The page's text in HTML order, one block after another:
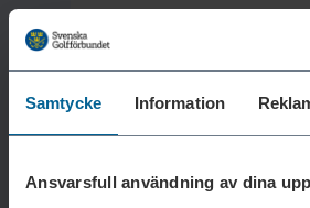
Samtycke Information
Ansvarsfull användning av dina
Laddar reklam...